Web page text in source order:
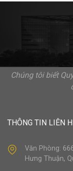
Chúng tôi biết
THÔNG TIN LIÊN
Văn Phòng:
Hưng Thuận,